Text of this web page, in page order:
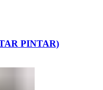
PINTAR)